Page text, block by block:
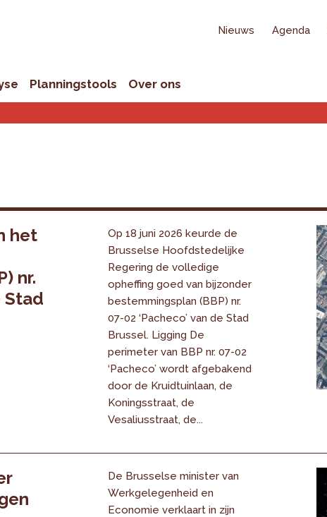
Nieuws Agenda
Planningstools Over ons
het
nr.
Stad
Op 18 juni 2026 keurde de
Brusselse Hoofdstedelijke
Regering de volledige
opheffing goed van bijzonder
bestemmingsplan (BBP) nr.
07-02 ‘Pacheco’ van de Stad
Brussel. Ligging De
perimeter van BBP nr. 07-02
‘Pacheco’ wordt afgebakend
door de Kruidtuinlaan, de
Koningsstraat, de
Vesaliusstraat, de...
De Brusselse minister van
Werkgelegenheid en
Economie verklaart in zijn